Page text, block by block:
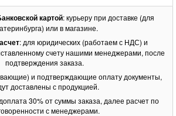
картой: курьеру при доставке (для
или в магазине.
: для юридических (работаем с НДС) и
счету нашими менеджерами, после
подтверждения заказа.
и подтверждающие оплату документы,
доставлены с продукцией.
30% от суммы заказа, далее расчет по
с менеджерами.